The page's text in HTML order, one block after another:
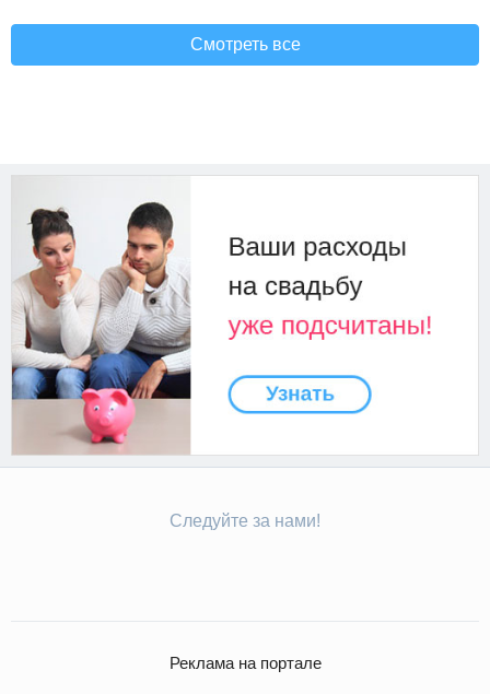
Смотреть все
Следуйте за нами!
Реклама на портале